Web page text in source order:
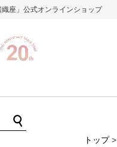
座」公式オンラインショップ
トップ>